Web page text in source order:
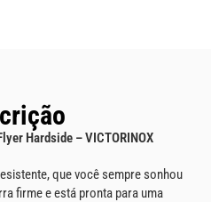
Hardside – VICTORINOX
que você sempre sonhou
firme e está pronta para uma